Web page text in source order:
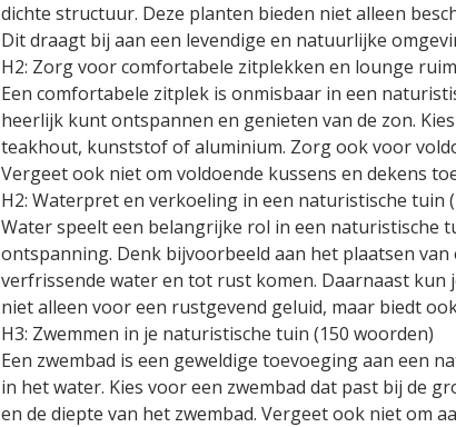
dichte structuur. Deze planten bieden niet alleen
Dit draagt bij aan een levendige en natuurlijke
H2: Zorg voor comfortabele zitplekken en lounge
Een comfortabele zitplek is onmisbaar in een
heerlijk kunt ontspannen en genieten van de zon.
teakhout, kunststof of aluminium. Zorg ook voor
Vergeet ook niet om voldoende kussens en dekens
H2: Waterpret en verkoeling in een naturistische tuin
Water speelt een belangrijke rol in een naturistische
ontspanning. Denk bijvoorbeeld aan het plaatsen
verfrissende water en tot rust komen. Daarnaast
niet alleen voor een rustgevend geluid, maar biedt
H3: Zwemmen in je naturistische tuin (150 woorden)
Een zwembad is een geweldige toevoeging aan een
in het water. Kies voor een zwembad dat past bij de
en de diepte van het zwembad. Vergeet ook niet om